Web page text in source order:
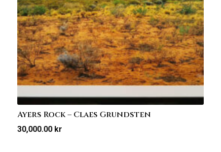
Ayers Rock – Claes Grundsten
30,000.00 kr